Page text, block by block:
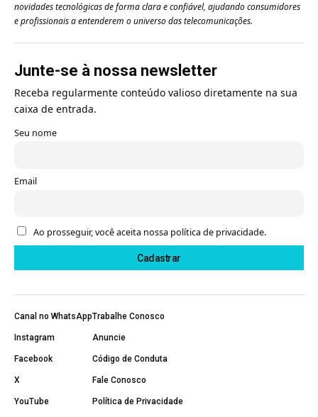
novidades tecnológicas de forma clara e confiável, ajudando consumidores
e profissionais a entenderem o universo das telecomunicações.
Junte-se à nossa newsletter
Receba regularmente conteúdo valioso diretamente na sua
caixa de entrada.
Seu nome
Email
Ao prosseguir, você aceita nossa política de privacidade.
Canal no WhatsApp
Instagram
Facebook
X
YouTube
Trabalhe Conosco
Anuncie
Código de Conduta
Fale Conosco
Política de Privacidade